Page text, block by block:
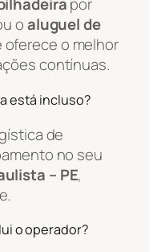
por
oaluguel de
oferece o melhor
contínuas.
está incluso?
de
no seu
– PE,
o operador?